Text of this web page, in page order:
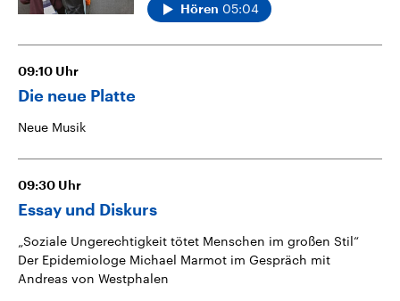
Hören 05:04
09:10 Uhr
Die neue Platte
Neue Musik
09:30 Uhr
Essay und Diskurs
„Soziale Ungerechtigkeit tötet Menschen im großen Stil“
Der Epidemiologe Michael Marmot im Gespräch mit
Andreas von Westphalen